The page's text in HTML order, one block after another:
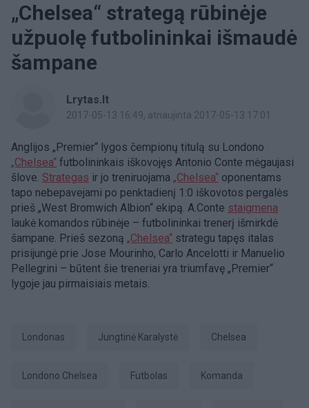
„Chelsea“ strategą rūbinėje
užpuolę futbolininkai išmaudė
šampane
Lrytas.lt
2017-05-13 16:49, atnaujinta 2017-05-13 17:01
Anglijos „Premier“ lygos čempionų titulą su Londono
„Chelsea“ futbolininkais iškovojęs Antonio Conte mėgaujasi
šlove. Strategas ir jo treniruojama „Chelsea“ oponentams
tapo nebepavejami po penktadienį 1:0 iškovotos pergalės
prieš „West Bromwich Albion“ ekipą. A.Conte staigmena
laukė komandos rūbinėje – futbolininkai trenerį išmirkdė
šampane. Prieš sezoną „Chelsea“ strategu tapęs italas
prisijungė prie Jose Mourinho, Carlo Ancelotti ir Manuelio
Pellegrini – būtent šie treneriai yra triumfavę „Premier“
lygoje jau pirmaisiais metais.
Londonas Jungtinė Karalystė Chelsea
Londono Chelsea Futbolas Komanda